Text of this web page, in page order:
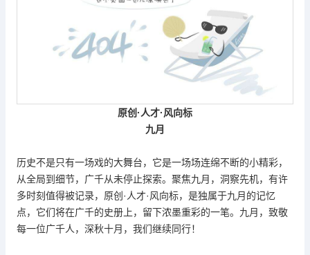
原创 ·人才·风向标
九月
历史不是只有一场戏的大舞台，它是一场场连绵不断的小精彩，
从全局到细节，广千从未停止探索。聚焦九月，洞察先机，有许
多时刻值得被记录，原创 ·人才·风向标，是独属于九月的记忆
点，它们将在广千的史册上，留下浓墨重彩的一笔。九月，致敬
每一位广千人，深秋十月，我们继续同行！